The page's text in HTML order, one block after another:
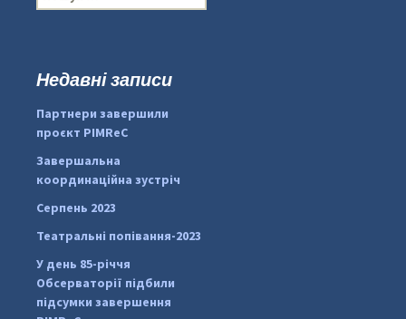
#PipIvanToday
pimrec_project
о
:Недавні записи
Партнери завершили
проєкт PIMReC
Завершальна
координаційна зустріч
Серпень 2023
Театральні попівання-2023
У день 85-річчя
Обсерваторії підбили
підсумки завершення